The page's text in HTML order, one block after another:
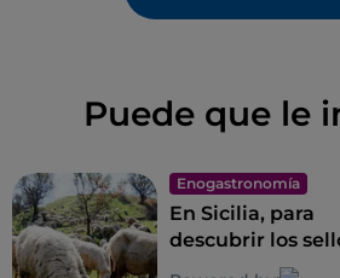
Puede que le
Enogastronomía
En Sicilia, para
descubrir los
la biodiversidad